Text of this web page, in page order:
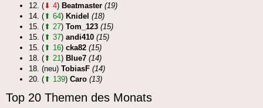
12. (⬇ 4) Beatmaster (19)
14. (⬆ 64) Knidel (18)
15. (⬆ 27) Tom_123 (15)
15. (⬆ 37) andi410 (15)
15. (⬆ 16) cka82 (15)
18. (⬆ 21) Blue7 (14)
18. (neu) TobiasF (14)
20. (⬆ 139) Caro (13)
Top 20 Themen des Monats